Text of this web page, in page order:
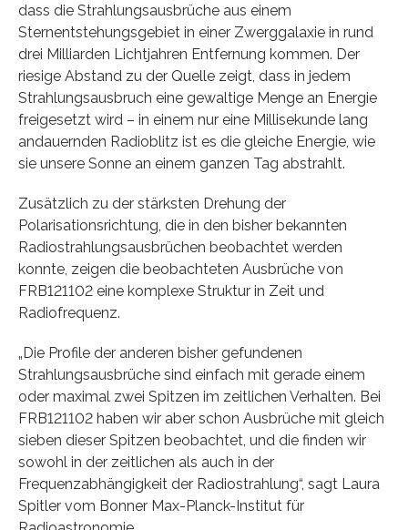
dass die Strahlungsausbrüche aus einem
Sternentstehungsgebiet in einer Zwerggalaxie in rund
drei Milliarden Lichtjahren Entfernung kommen. Der
riesige Abstand zu der Quelle zeigt, dass in jedem
Strahlungsausbruch eine gewaltige Menge an Energie
freigesetzt wird – in einem nur eine Millisekunde lang
andauernden Radioblitz ist es die gleiche Energie, wie
sie unsere Sonne an einem ganzen Tag abstrahlt.
Zusätzlich zu der stärksten Drehung der
Polarisationsrichtung, die in den bisher bekannten
Radiostrahlungsausbrüchen beobachtet werden
konnte, zeigen die beobachteten Ausbrüche von
FRB121102 eine komplexe Struktur in Zeit und
Radiofrequenz.
„Die Profile der anderen bisher gefundenen
Strahlungsausbrüche sind einfach mit gerade einem
oder maximal zwei Spitzen im zeitlichen Verhalten. Bei
FRB121102 haben wir aber schon Ausbrüche mit gleich
sieben dieser Spitzen beobachtet, und die finden wir
sowohl in der zeitlichen als auch in der
Frequenzabhängigkeit der Radiostrahlung“, sagt Laura
Spitler vom Bonner Max-Planck-Institut für